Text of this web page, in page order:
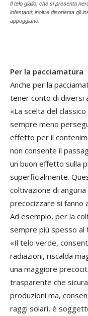
Il telo giallo, che si presenta
infestanti; inoltre disorienta gli
appoggiano.
Per la pacciamatura
Anche per la
tener conto di diversi
«La scelta del
sempre meno
effetto per il
non consente il
un buon effetto sulla
superficialmente.
coltivazione di
precocizzare si fanno
Ad esempio, per la
sempre più spesso al
«Il telo verde,
radiazioni, riscalda
una maggiore
trasparente che
produzioni ma,
raggi solari, è